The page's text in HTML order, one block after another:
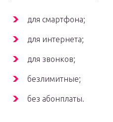
для смартфона;
для интернета;
для звонков;
безлимитные;
без абонплаты.